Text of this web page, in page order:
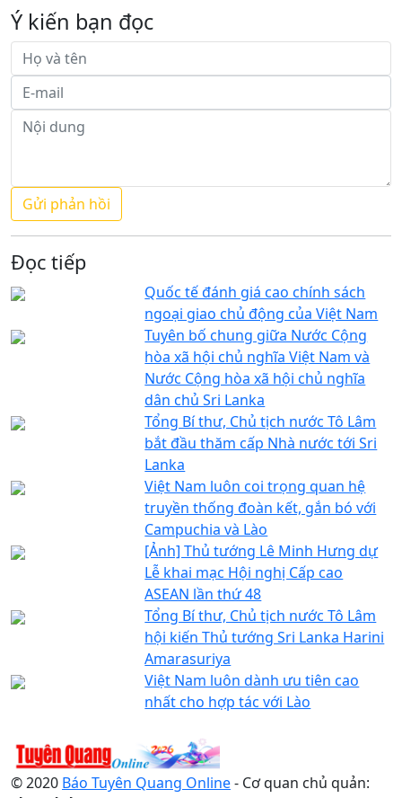
Ý kiến bạn đọc
Đọc tiếp
Quốc tế đánh giá cao chính sách
ngoại giao chủ động của Việt Nam
Tuyên bố chung giữa Nước Cộng
hòa xã hội chủ nghĩa Việt Nam và
Nước Cộng hòa xã hội chủ nghĩa
dân chủ Sri Lanka
Tổng Bí thư, Chủ tịch nước Tô Lâm
bắt đầu thăm cấp Nhà nước tới Sri
Lanka
Việt Nam luôn coi trọng quan hệ
truyền thống đoàn kết, gắn bó với
Campuchia và Lào
[Ảnh] Thủ tướng Lê Minh Hưng dự
Lễ khai mạc Hội nghị Cấp cao
ASEAN lần thứ 48
Tổng Bí thư, Chủ tịch nước Tô Lâm
hội kiến Thủ tướng Sri Lanka Harini
Amarasuriya
Việt Nam luôn dành ưu tiên cao
nhất cho hợp tác với Lào
© 2020 Báo Tuyên Quang Online- Cơ quan chủ quản: